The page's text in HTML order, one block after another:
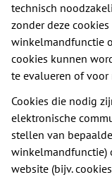
technisch
zonder deze
winkelmandfunctie
cookies kunnen
te evalueren of
Cookies die nodig
elektronische
stellen van
winkelmandfunctie)
website (bijv.